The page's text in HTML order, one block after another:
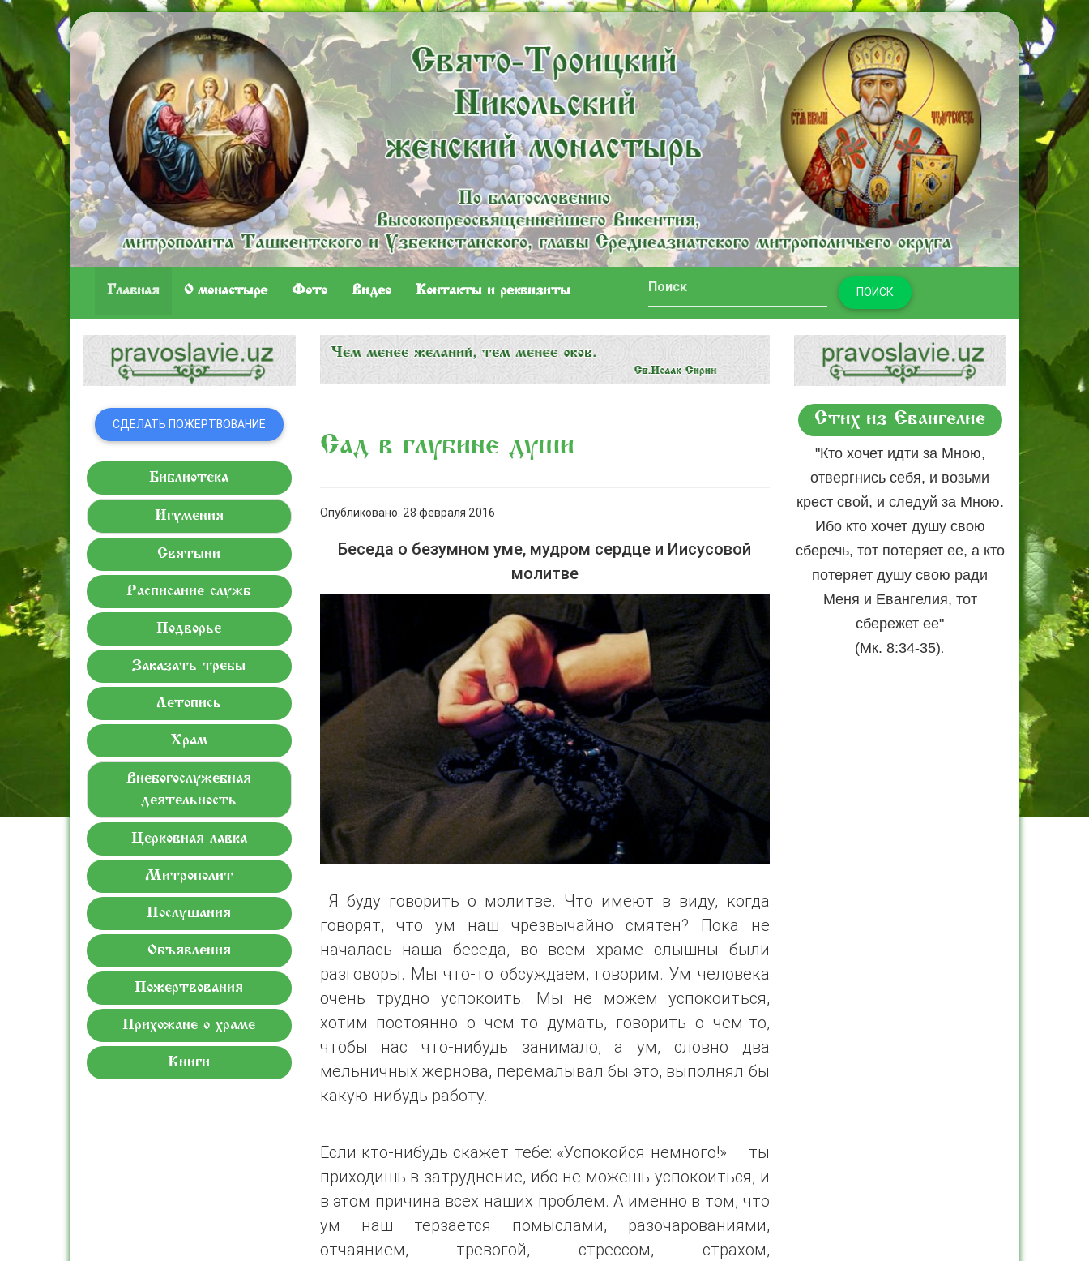
Главная O монастыре Фото Видео Контакты и реквизиты ПОИСК
СДЕЛАТЬ ПОЖЕРТВОВАНИЕ
Библиотека
Игумения
Святыни
Расписание служб
Подворье
Заказать требы
Летопись
Храм
Внебогослужебная
деятельность
Церковная лавка
Митрополит
Послушания
Объявления
Пожертвования
Прихожане о храме
Книги
Сад в глубине души
Опубликовано: 28 февраля 2016
Беседа о безумном уме, мудром сердце и Иисусовой
молитве
Я буду говорить о молитве. Что имеют в виду, когда
говорят, что ум наш чрезвычайно смятен? Пока не
началась наша беседа, во всем храме слышны были
разговоры. Мы что-то обсуждаем, говорим. Ум человека
очень трудно успокоить. Мы не можем успокоиться,
хотим постоянно о чем-то думать, говорить о чем-то,
чтобы нас что-нибудь занимало, а ум, словно два
мельничных жернова, перемалывал бы это, выполнял бы
какую-нибудь работу.
Если кто-нибудь скажет тебе: «Успокойся немного!» – ты
приходишь в затруднение, ибо не можешь успокоиться, и
в этом причина всех наших проблем. А именно в том, что
ум наш терзается помыслами, разочарованиями,
отчаянием, тревогой, стрессом, страхом,
Стих из Евангелие
"Кто хочет идти за Мною,
отвергнись себя, и возьми
крест свой, и следуй за Мною.
Ибо кто хочет душу свою
сберечь, тот потеряет ее, а кто
потеряет душу свою ради
Меня и Евангелия, тот
сбережет ее"
(Мк. 8:34-35).